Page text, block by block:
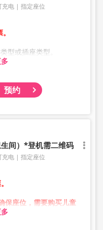
充电 指定座位
型或插座类型。
及座位规格可能在未提
预约
间）*登机需二维码
充电 指定座位
保座位，需要购买儿童